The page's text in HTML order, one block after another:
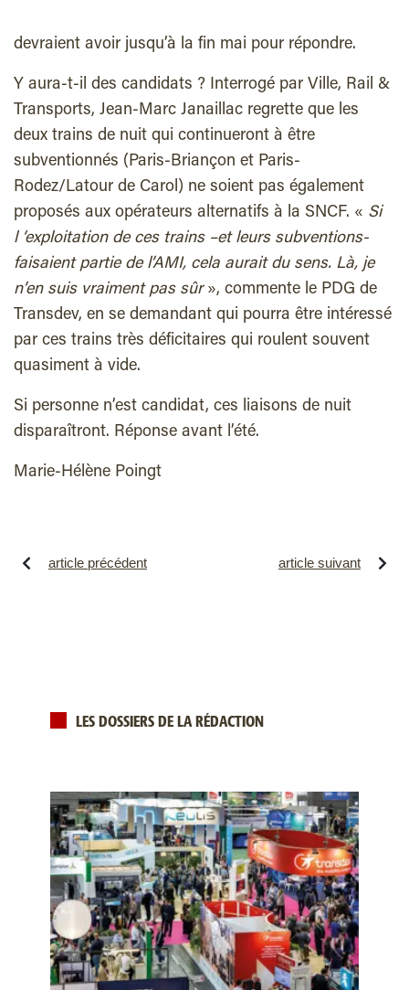
devraient avoir jusqu’à la fin mai pour répondre.
Y aura-t-il des candidats ? Interrogé par Ville, Rail &
Transports, Jean-Marc Janaillac regrette que les
deux trains de nuit qui continueront à être
subventionnés (Paris-Briançon et Paris-
Rodez/Latour de Carol) ne soient pas également
proposés aux opérateurs alternatifs à la SNCF. « Si
l ‘exploitation de ces trains –et leurs subventions-
faisaient partie de l’AMI, cela aurait du sens. Là, je
n’en suis vraiment pas sûr», commente le PDG de
Transdev, en se demandant qui pourra être intéressé
par ces trains très déficitaires qui roulent souvent
quasiment à vide.
Si personne n’est candidat, ces liaisons de nuit
disparaîtront. Réponse avant l’été.
Marie-Hélène Poingt
article précédent article suivant
LES DOSSIERS DE LA RÉDACTION